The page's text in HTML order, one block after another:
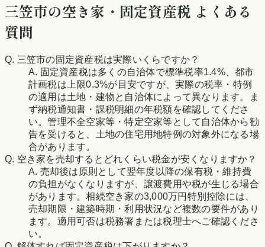
三笠市の空き家・固定資産税 よくある
質問
Q. 三笠市の固定資産税は実際いくらですか？
A. 固定資産税は多くの自治体で標準税率1.4%、都市
計画税は上限0.3%が目安ですが、実際の税率・特例
の適用は土地・建物と自治体によって異なります。ま
ず納税通知書・課税明細の年税額を確認してくださ
い。管理不全空家等・特定空家等として自治体から勧
告を受けると、土地の住宅用地特例の対象外になる場
合があります。
Q. 空き家を売却するとどれくらい税金が安くなりますか？
A. 売却後は原則として翌年度以降の保有税・維持費
の負担がなくなりますが、譲渡費用や税が生じる場合
があります。相続空き家の3,000万円特別控除には、
売却期限・建築時期・利用状況など複数の要件があり
ます。適用可否は税務署または税理士へご確認くださ
い。